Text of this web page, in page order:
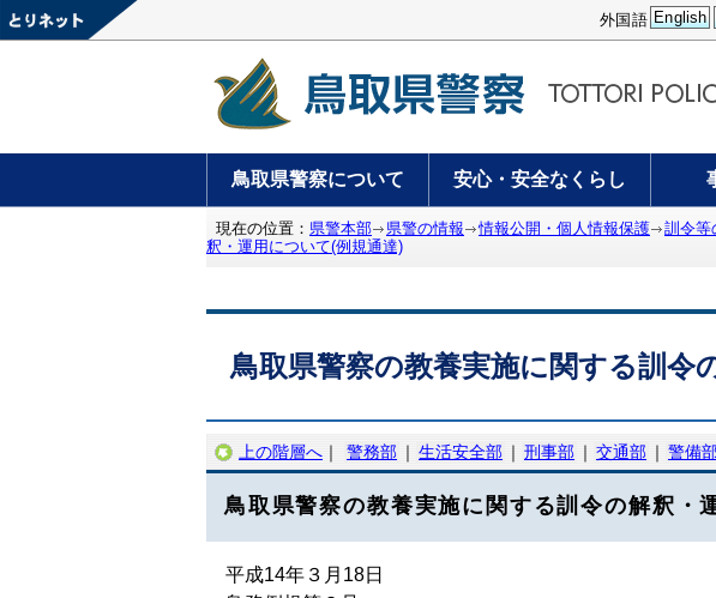
外国語 English
鳥取県警察について 安心・安全なくらし
現在の位置： 県警本部 県警の情報 情報公開・個人情報保護 訓令等
釈・運用について(例規通達)
鳥取県警察の教養実施に関する訓令
上の階層へ ｜ 警務部 ｜ 生活安全部 ｜ 刑事部 ｜ 交通部 ｜ 警備
鳥取県警察の教養実施に関する訓令の解釈・
平成14年３月18日